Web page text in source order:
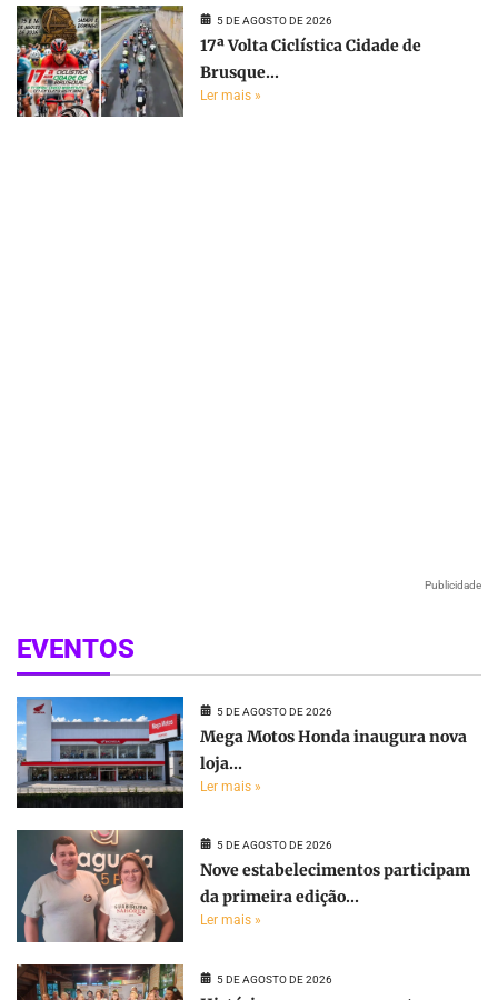
5 DE AGOSTO DE 2026
17ª Volta Ciclística Cidade de
Brusque...
Ler mais »
Publicidade
EVENTOS
5 DE AGOSTO DE 2026
Mega Motos Honda inaugura nova
loja...
Ler mais »
5 DE AGOSTO DE 2026
Nove estabelecimentos participam
da primeira edição...
Ler mais »
5 DE AGOSTO DE 2026